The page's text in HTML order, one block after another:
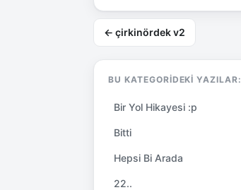
← çirkinördek v2
BU KATEGORIDEKI YAZILAR:
Bir Yol Hikayesi :p
Bitti
Hepsi Bi Arada
22..